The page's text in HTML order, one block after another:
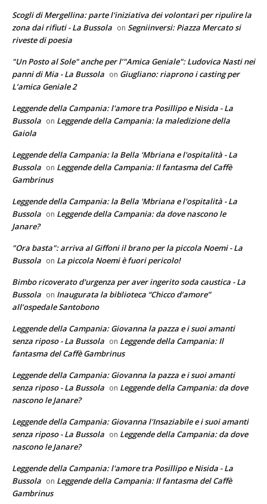
Scogli di Mergellina: parte l'iniziativa dei volontari per ripulire la
zona dai rifiuti - La Bussola on Segniinversi: Piazza Mercato si
riveste di poesia
"Un Posto al Sole" anche per l’"Amica Geniale": Ludovica Nasti nei
panni di Mia - La Bussola on Giugliano: riaprono i casting per
L’amica Geniale 2
Leggende della Campania: l'amore tra Posillipo e Nisida - La
Bussola on Leggende della Campania: la maledizione della
Gaiola
Leggende della Campania: la Bella 'Mbriana e l'ospitalità - La
Bussola on Leggende della Campania: Il fantasma del Caffè
Gambrinus
Leggende della Campania: la Bella 'Mbriana e l'ospitalità - La
Bussola on Leggende della Campania: da dove nascono le
Janare?
"Ora basta": arriva al Giffoni il brano per la piccola Noemi - La
Bussola on La piccola Noemi è fuori pericolo!
Bimbo ricoverato d'urgenza per aver ingerito soda caustica - La
Bussola on Inaugurata la biblioteca “Chicco d’amore”
all’ospedale Santobono
Leggende della Campania: Giovanna la pazza e i suoi amanti
senza riposo - La Bussola on Leggende della Campania: Il
fantasma del Caffè Gambrinus
Leggende della Campania: Giovanna la pazza e i suoi amanti
senza riposo - La Bussola on Leggende della Campania: da dove
nascono le Janare?
Leggende della Campania: Giovanna l'Insaziabile e i suoi amanti
senza riposo - La Bussola on Leggende della Campania: da dove
nascono le Janare?
Leggende della Campania: l'amore tra Posillipo e Nisida - La
Bussola on Leggende della Campania: Il fantasma del Caffè
Gambrinus